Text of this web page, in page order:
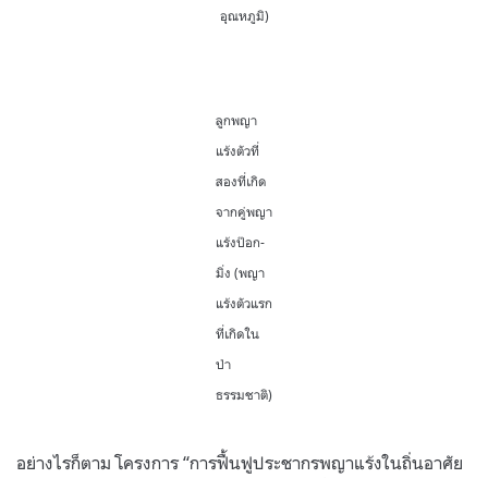
อุณหภูมิ)
ลูกพญา
แร้งตัวที่
สองที่เกิด
จากคู่พญา
แร้งป๊อก-
มิ่ง (พญา
แร้งตัวแรก
ที่เกิดใน
ป่า
ธรรมชาติ)
อย่างไรก็ตาม โครงการ “การฟื้นฟูประชากรพญาแร้งในถิ่นอาศัย